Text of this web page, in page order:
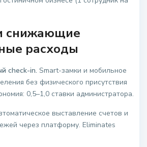
снижающие
расходы
check-in. Smart-замки и мобильное
без физического присутствия
0,5–1,0 ставки администратора.
выставление счетов и
через платформу. Eliminates